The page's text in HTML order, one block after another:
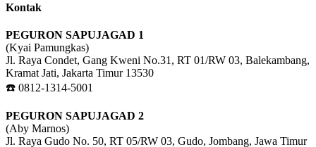
Kontak
PEGURON SAPUJAGAD 1
(Kyai Pamungkas)
Jl. Raya Condet, Gang Kweni No.31, RT 01/RW 03, Balekambang,
Kramat Jati, Jakarta Timur 13530
☎️ 0812-1314-5001
PEGURON SAPUJAGAD 2
(Aby Marnos)
Jl. Raya Gudo No. 50, RT 05/RW 03, Gudo, Jombang, Jawa Timur